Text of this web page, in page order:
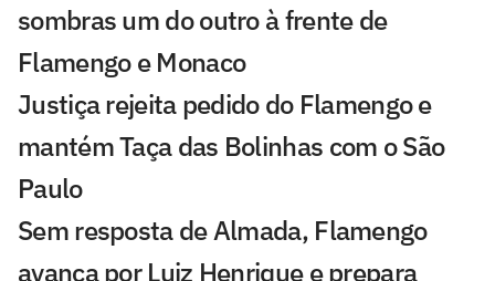
sombras um do outro à frente de
Flamengo e Monaco
Justiça rejeita pedido do Flamengo e
mantém Taça das Bolinhas com o São
Paulo
Sem resposta de Almada, Flamengo
avança por Luiz Henrique e prepara